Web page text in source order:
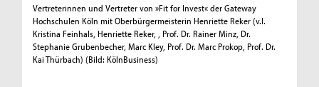
Vertreterinnen und Vertreter von »Fit for Invest« der Gateway
Hochschulen Köln mit Oberbürgermeisterin Henriette Reker (v.l.
Kristina Feinhals, Henriette Reker, , Prof. Dr. Rainer Minz, Dr.
Stephanie Grubenbecher, Marc Kley, Prof. Dr. Marc Prokop, Prof. Dr.
Kai Thürbach) (Bild: KölnBusiness)